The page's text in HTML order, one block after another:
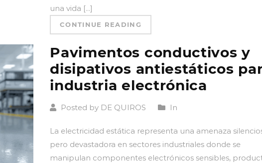
una vida [...]
CONTINUE READING
Pavimentos conductivos y
disipativos antiestáticos
industria electrónica
Posted by DE QUIROS In
La electricidad estática representa una amenaza
pero devastadora en sectores industriales donde se
manipulan componentes electrónicos sensibles,